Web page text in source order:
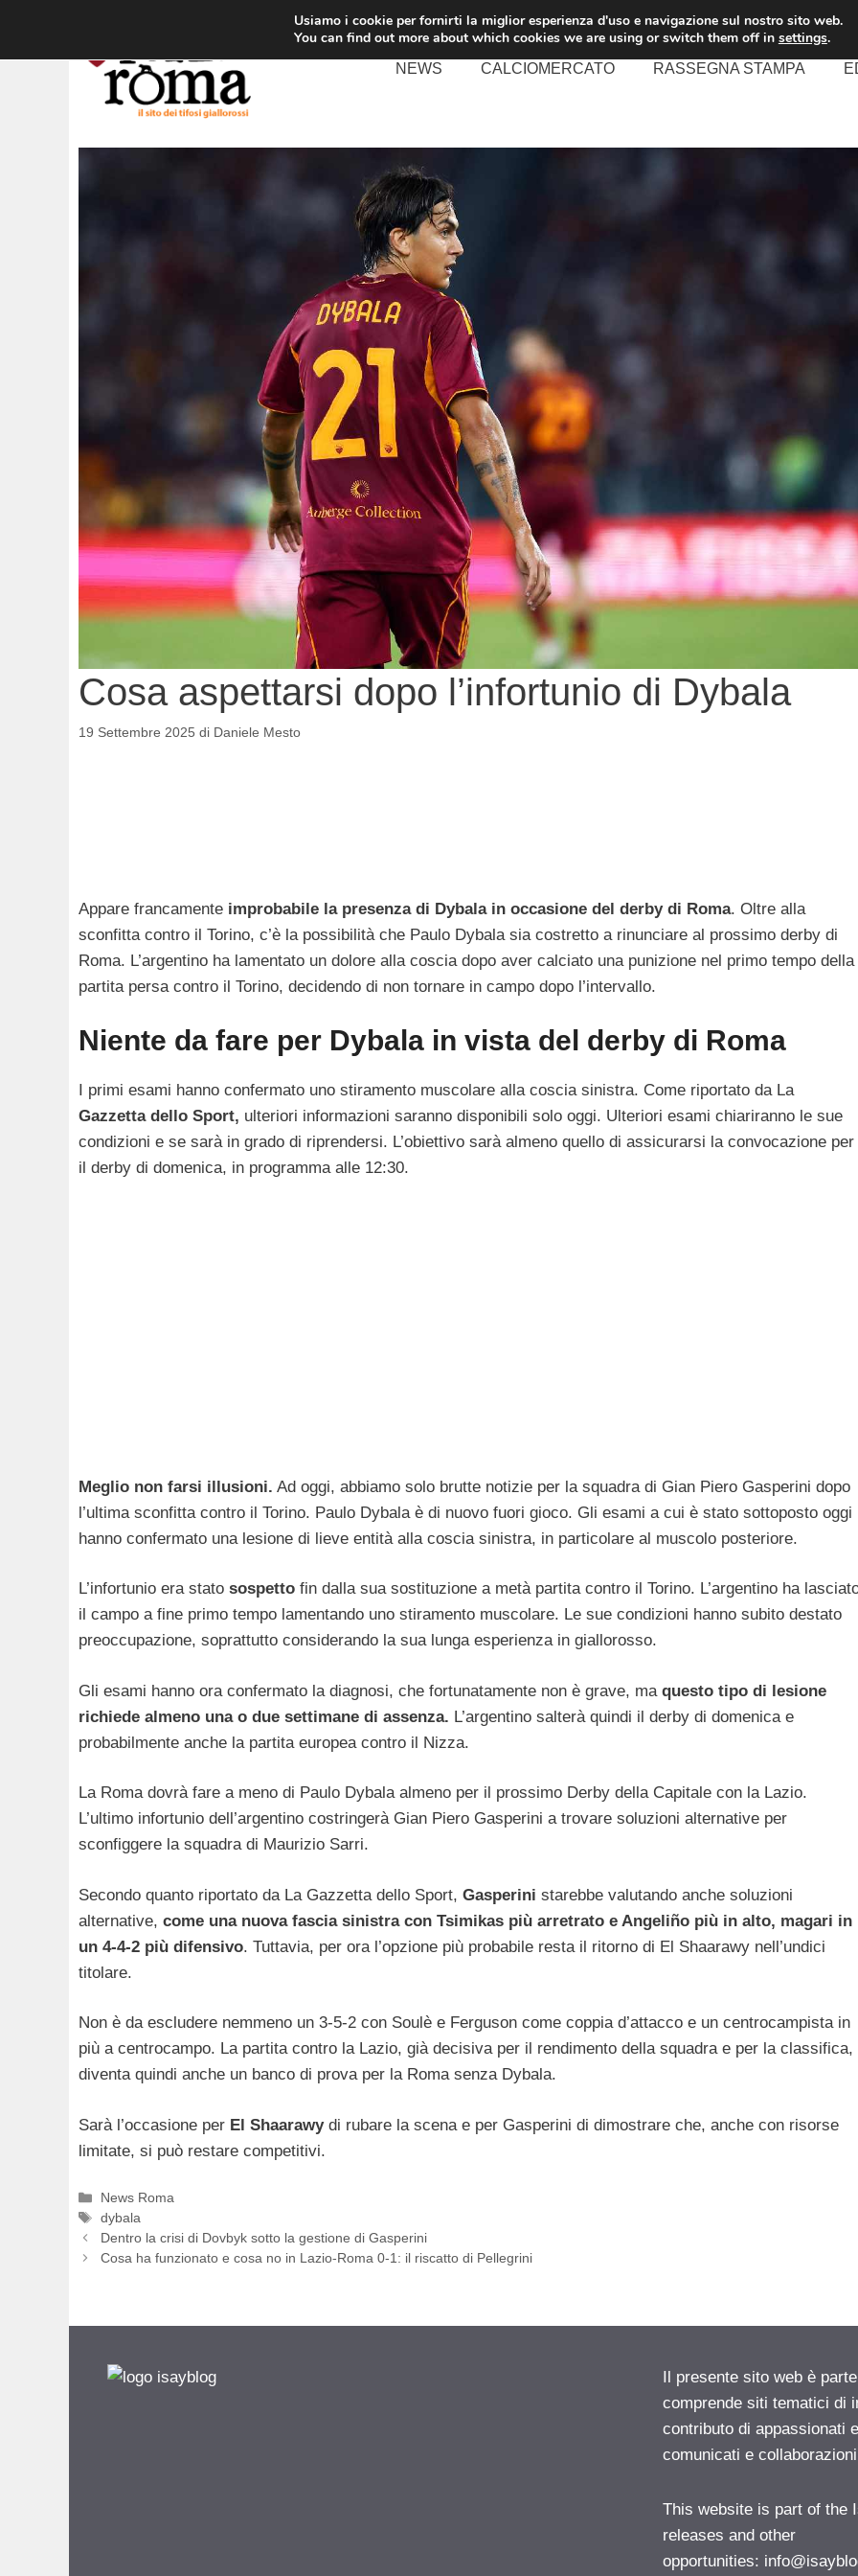
contenuto
NEWS CALCIOMERCATO RASSEGNA STAMPA
Cosa aspettarsi dopo l’infortunio di Dybala
19 Settembre 2025 di Daniele Mesto
Appare francamente improbabile la presenza di Dybala in occasione del derby di Roma. Oltre alla
sconfitta contro il Torino, c’è la possibilità che Paulo Dybala sia costretto a rinunciare al prossimo derby di
Roma. L’argentino ha lamentato un dolore alla coscia dopo aver calciato una punizione nel primo tempo della
partita persa contro il Torino, decidendo di non tornare in campo dopo l’intervallo.
Niente da fare per Dybala in vista del derby di Roma
I primi esami hanno confermato uno stiramento muscolare alla coscia sinistra. Come riportato da La
Gazzetta dello Sport, ulteriori informazioni saranno disponibili solo oggi. Ulteriori esami chiariranno le sue
condizioni e se sarà in grado di riprendersi. L’obiettivo sarà almeno quello di assicurarsi la convocazione per
il derby di domenica, in programma alle 12:30.
Meglio non farsi illusioni. Ad oggi, abbiamo solo brutte notizie per la squadra di Gian Piero Gasperini dopo
l’ultima sconfitta contro il Torino. Paulo Dybala è di nuovo fuori gioco. Gli esami a cui è stato sottoposto oggi
hanno confermato una lesione di lieve entità alla coscia sinistra, in particolare al muscolo posteriore.
L’infortunio era stato sospetto fin dalla sua sostituzione a metà partita contro il Torino. L’argentino ha
il campo a fine primo tempo lamentando uno stiramento muscolare. Le sue condizioni hanno subito destato
preoccupazione, soprattutto considerando la sua lunga esperienza in giallorosso.
Gli esami hanno ora confermato la diagnosi, che fortunatamente non è grave, ma questo tipo di lesione
richiede almeno una o due settimane di assenza. L’argentino salterà quindi il derby di domenica e
probabilmente anche la partita europea contro il Nizza.
La Roma dovrà fare a meno di Paulo Dybala almeno per il prossimo Derby della Capitale con la Lazio.
L’ultimo infortunio dell’argentino costringerà Gian Piero Gasperini a trovare soluzioni alternative per
sconfiggere la squadra di Maurizio Sarri.
Secondo quanto riportato da La Gazzetta dello Sport, Gasperini starebbe valutando anche soluzioni
alternative, come una nuova fascia sinistra con Tsimikas più arretrato e Angeliño più in alto, magari in
un 4-4-2 più difensivo. Tuttavia, per ora l’opzione più probabile resta il ritorno di El Shaarawy nell’undici
titolare.
Non è da escludere nemmeno un 3-5-2 con Soulè e Ferguson come coppia d’attacco e un centrocampista in
più a centrocampo. La partita contro la Lazio, già decisiva per il rendimento della squadra e per la classifica,
diventa quindi anche un banco di prova per la Roma senza Dybala.
Sarà l’occasione per El Shaarawydi rubare la scena e per Gasperini di dimostrare che, anche con risorse
limitate, si può restare competitivi.
Categorie
News Roma
Tag
dybala
Dentro la crisi di Dovbyk sotto la gestione di Gasperini
Cosa ha funzionato e cosa no in Lazio-Roma 0-1: il riscatto di Pellegrini
Il presente sito web è
comprende siti tematici di
contributo di appassionati
comunicati e
This website is part of the
releases and other
opportunities:
Usiamo i cookie per fornirti la miglior esperienza d'uso e navigazione sul nostro sito web.
You can find out more about which cookies we are using or switch them off in settings.